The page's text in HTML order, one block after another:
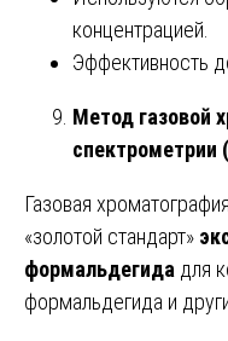
концентрацией.
Эффективность
Метод газовой
Газовая
«золотой стандарт»
формальдегида для
формальдегида и